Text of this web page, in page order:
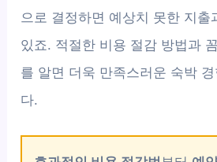
으로 결정하면 예상치 못한 지출
있죠. 적절한 비용 절감 방법과
를 알면 더욱 만족스러운 숙박
다.